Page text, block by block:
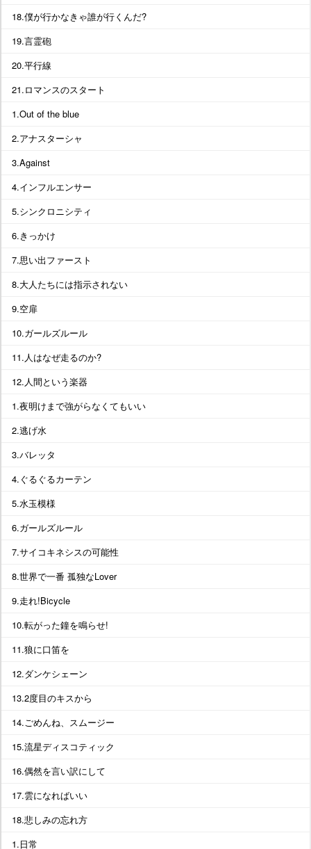
18.僕が行かなきゃ誰が行くんだ?
19.言霊砲
20.平行線
21.ロマンスのスタート
1.Out of the blue
2.アナスターシャ
3.Against
4.インフルエンサー
5.シンクロニシティ
6.きっかけ
7.思い出ファースト
8.大人たちには指示されない
9.空扉
10.ガールズルール
11.人はなぜ走るのか?
12.人間という楽器
1.夜明けまで強がらなくてもいい
2.逃げ水
3.バレッタ
4.ぐるぐるカーテン
5.水玉模様
6.ガールズルール
7.サイコキネシスの可能性
8.世界で一番 孤独なLover
9.走れ!Bicycle
10.転がった鐘を鳴らせ!
11.狼に口笛を
12.ダンケシェーン
13.2度目のキスから
14.ごめんね、スムージー
15.流星ディスコティック
16.偶然を言い訳にして
17.雲になればいい
18.悲しみの忘れ方
1.日常